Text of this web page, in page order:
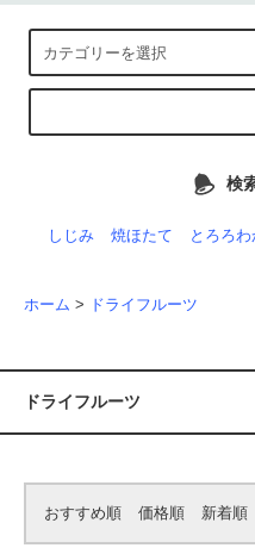
検
しじみ 焼ほたて とろろわ
ホーム > ドライフルーツ
ドライフルーツ
おすすめ順 価格順 新着順